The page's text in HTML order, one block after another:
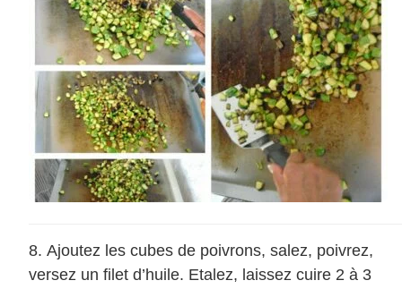
Ajoutez les cubes de poivrons, salez, poivrez,
versez un filet d’huile. Etalez, laissez cuire 2 à 3